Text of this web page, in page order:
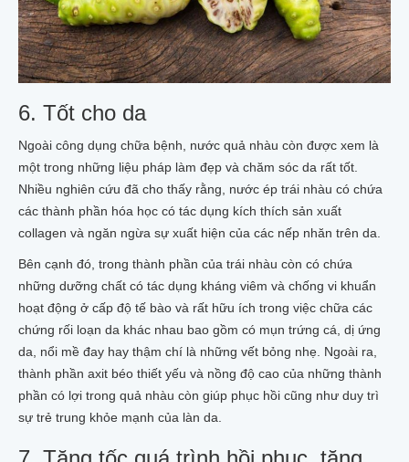
6. Tốt cho da
Ngoài công dụng chữa bệnh, nước quả nhàu còn được xem là
một trong những liệu pháp làm đẹp và chăm sóc da rất tốt.
Nhiều nghiên cứu đã cho thấy rằng, nước ép trái nhàu có chứa
các thành phần hóa học có tác dụng kích thích sản xuất
collagen và ngăn ngừa sự xuất hiện của các nếp nhăn trên da.
Bên cạnh đó, trong thành phần của trái nhàu còn có chứa
những dưỡng chất có tác dụng kháng viêm và chống vi khuẩn
hoạt động ở cấp độ tế bào và rất hữu ích trong việc chữa các
chứng rối loạn da khác nhau bao gồm có mụn trứng cá, dị ứng
da, nổi mề đay hay thậm chí là những vết bỏng nhẹ. Ngoài ra,
thành phần axit béo thiết yếu và nồng độ cao của những thành
phần có lợi trong quả nhàu còn giúp phục hồi cũng như duy trì
sự trẻ trung khỏe mạnh của làn da.